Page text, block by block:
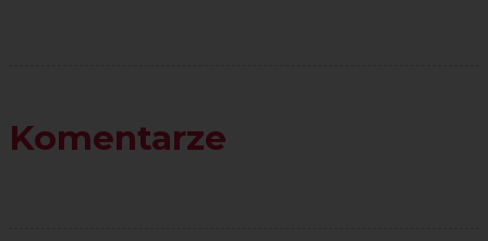
Komentarze